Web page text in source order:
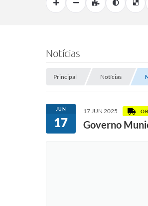
Notícias
Principal Notícias
JUN
17
17 JUN 2025
Governo